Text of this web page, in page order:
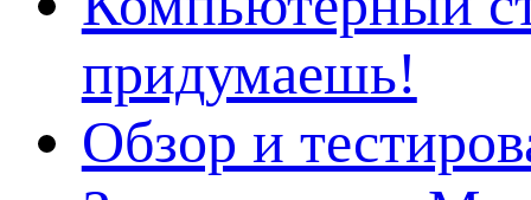
придумаешь!
Обзор и